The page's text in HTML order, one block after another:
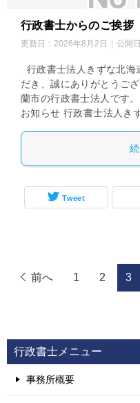
行政書士からのご挨拶
更新日： 2026年8月2日 公開
行政書士法人きずな北
だき、誠にありがとうご
蘭市の行政書士法人です
お知らせ 行政書士法人
Tweet
前へ 1 2 3
行政書士メニュー
事務所概要